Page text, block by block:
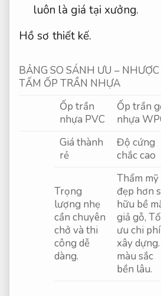
luôn là giá tại xưởng.
Hồ sơ thiết kế.
BẢNG SO SÁNH ƯU –
TẤM ỐP TRẦN NHỰA
Ốp trần
nhựa PVC
Ốp trần
nhựa
Giá thành
rẻ
Độ cứng
chắc cao
Trọng
lượng nhẹ
cần chuyên
chở và thi
công dễ
dàng.
Thẩm mỹ
đẹp hơn
hữu bề
giả gỗ,
ưu chi phí
xây dựng.
màu sắc
bền lâu.